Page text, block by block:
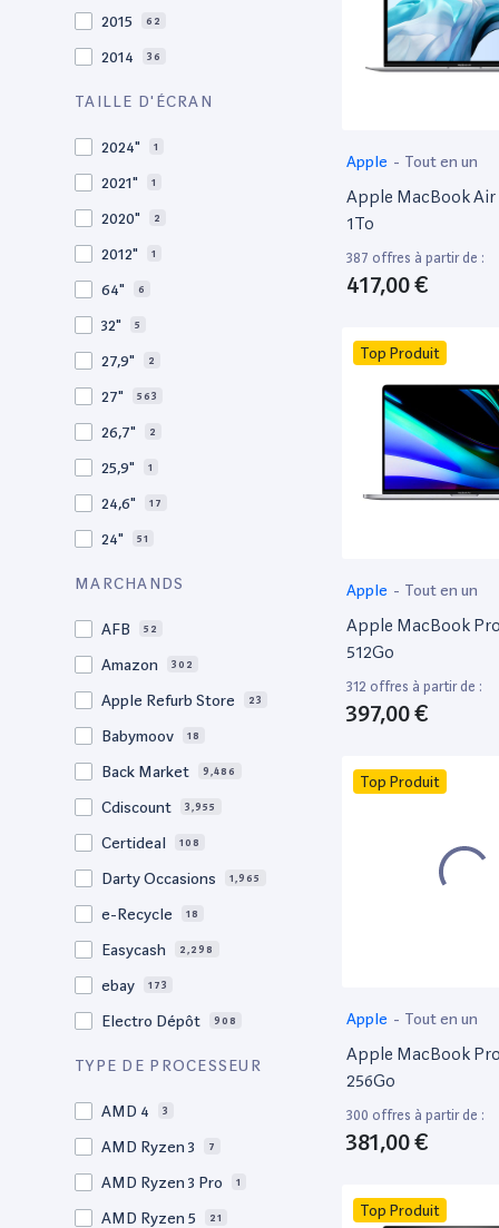
2015 62
2014 36
2013
TAILLE D'ÉCRAN
2024" 1
2021" 1
2020" 2
2012" 1
64" 6
32" 5
27,9" 2
27" 563
26,7" 2
25,9" 1
24,6" 17
24" 51
21,5"
15.5" 1
15,4"
15.4" 70
15.3" 2
15" 207
MARCHANDS
AFB 52
Amazon 302
Apple Refurb Store 23
Babymoov 18
Back Market 9,486
Cdiscount 3,955
Certideal 108
Darty Occasions 1,965
e-Recycle 18
Easycash 2,298
ebay 173
Electro Dépôt 908
Factorefurb
TYPE DE PROCESSEUR
AMD 4 3
AMD Ryzen 3 7
AMD Ryzen 3 Pro 1
AMD Ryzen 5 21
Apple - Tout en un
Apple MacBook Air
1To
387 offres à partir de :
417,00 €
Top Produit
Apple - Tout en un
Apple MacBook Pro
512Go
312 offres à partir de :
397,00 €
Top Produit
Apple - Tout en un
Apple MacBook Pro
256Go
300 offres à partir de :
381,00 €
Top Produit